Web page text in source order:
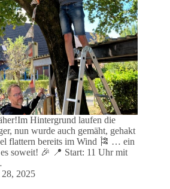
Hintergrund laufen die
nun wurde auch gemäht, gehakt
flattern bereits im Wind 🎏 … ein
soweit! 🎉 📍 Start: 11 Uhr mit
2025